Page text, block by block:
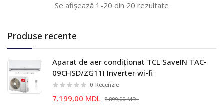
Produse recente
Aparat de aer condiționat TCL SaveIN TAC-
09CHSD/ZG11I Inverter wi-fi
0 Recenzie
7.199,00 MDL 8.899,00 MDL
Se afișează 1-20 din 20 rezultate